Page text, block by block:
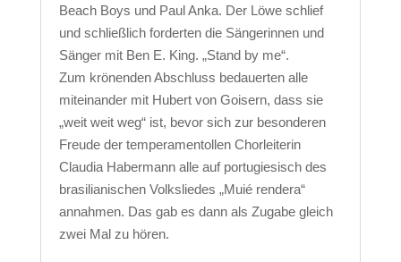
Beach Boys und Paul Anka. Der Löwe schlief
und schließlich forderten die Sängerinnen und
Sänger mit Ben E. King. „Stand by me“.
Zum krönenden Abschluss bedauerten alle
miteinander mit Hubert von Goisern, dass sie
„weit weit weg“ ist, bevor sich zur besonderen
Freude der temperamentollen Chorleiterin
Claudia Habermann alle auf portugiesisch des
brasilianischen Volksliedes „Muié rendera“
annahmen. Das gab es dann als Zugabe gleich
zwei Mal zu hören.